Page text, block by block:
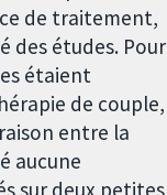
de traitement,
des études. Pour
étaient
de couple,
entre la
aucune
sur deux petites